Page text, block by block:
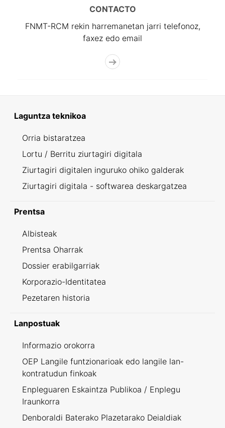
CONTACTO
FNMT-RCM rekin harremanetan jarri telefonoz,
faxez edo email
Laguntza teknikoa
Orria bistaratzea
Lortu / Berritu ziurtagiri digitala
Ziurtagiri digitalen inguruko ohiko galderak
Ziurtagiri digitala - softwarea deskargatzea
Prentsa
Albisteak
Prentsa Oharrak
Dossier erabilgarriak
Korporazio-Identitatea
Pezetaren historia
Lanpostuak
Informazio orokorra
OEP Langile funtzionarioak edo langile lan-
kontratudun finkoak
Enpleguaren Eskaintza Publikoa / Enplegu
Iraunkorra
Denboraldi Baterako Plazetarako Deialdiak